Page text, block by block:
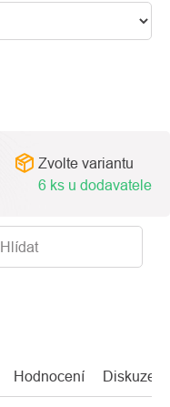
Hlídat
Zvolte variantu
6 ks u dodavatele
Hodnocení Diskuze